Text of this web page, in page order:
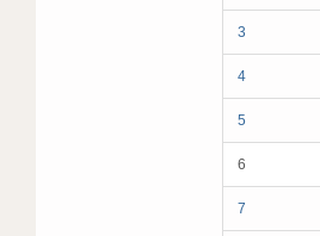
3
4
5
6
7